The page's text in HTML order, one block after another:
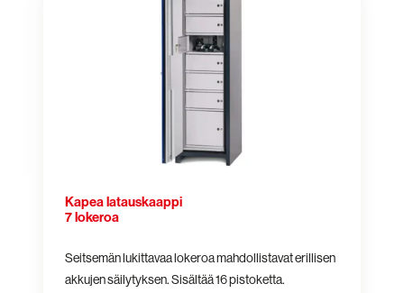
Kapea latauskaappi
7 lokeroa
Seitsemän lukittavaa lokeroa mahdollistavat erillisen
akkujen säilytyksen. Sisältää16 pistoketta.